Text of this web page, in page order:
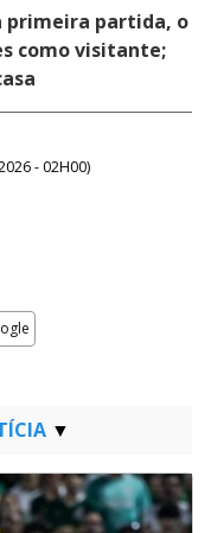
primeira partida, o
como visitante;
- 02H00)